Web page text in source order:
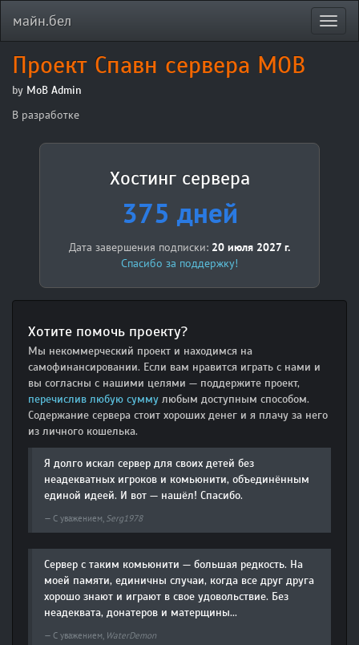
майн.бел
Проект Спавн сервера MOB
by MoB Admin
В разработке
Хостинг сервера
375 дней
Дата завершения подписки: 20 июля 2027 г.
Спасибо за поддержку!
Хотите помочь проекту?
Мы некоммерческий проект и находимся на
самофинансировании. Если вам нравится играть с нами и
вы согласны с нашими целями — поддержите проект,
перечислив любую сумму любым доступным способом.
Содержание сервера стоит хороших денег и я плачу за него
из личного кошелька.
Я долго искал сервер для своих детей без
неадекватных игроков и комьюнити, объединённым
единой идеей. И вот — нашёл! Спасибо.
С уважением, Serg1978
Сервер с таким комьюнити — большая редкость. На
моей памяти, единичны случаи, когда все друг друга
хорошо знают и играют в свое удовольствие. Без
неадеквата, донатеров и матерщины...
С уважением, WaterDemon